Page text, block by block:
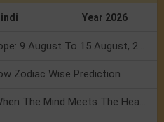
Year 2026
Zodiac Wise Prediction